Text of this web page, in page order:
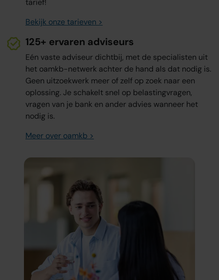
tarief!
Bekijk onze tarieven >
125+ ervaren adviseurs
Eén vaste adviseur dichtbij, met de specialisten uit
het oamkb-netwerk achter de hand als dat nodig is.
Geen uitzoekwerk meer of zelf op zoek naar een
oplossing. Je schakelt snel op belastingvragen,
vragen van je bank en ander advies wanneer het
nodig is.
Meer over oamkb >